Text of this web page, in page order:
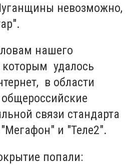
невозможно,
нашего
которым удалось
в области
связи стандарта
и "Теле2".
попали: